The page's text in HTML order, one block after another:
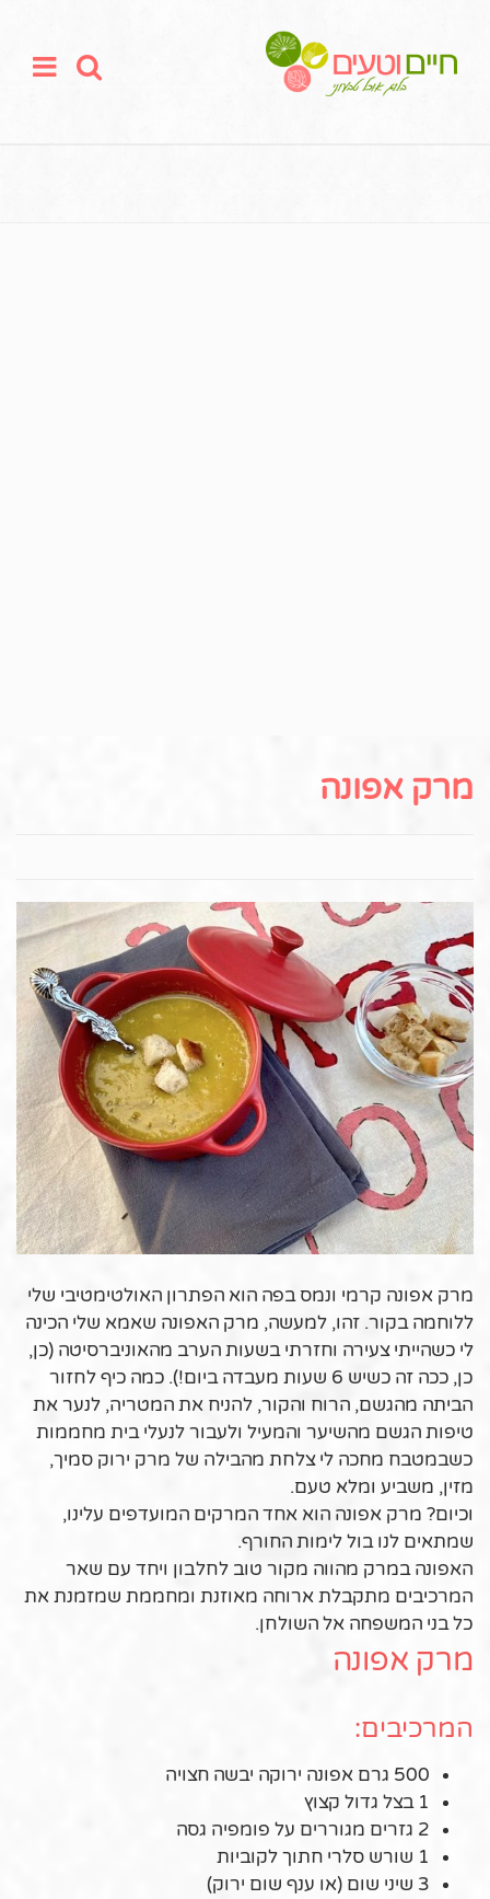
מרק אפונה
מרק אפונה קרמי ונמס בפה הוא הפתרון האולטימטיבי שלי
ללוחמה בקור. זהו, למעשה, מרק האפונה שאמא שלי הכינה
לי כשהייתי צעירה וחזרתי בשעות הערב מהאוניברסיטה (כן,
כן, ככה זה כשיש 6 שעות מעבדה ביום!). כמה כיף לחזור
הביתה מהגשם, הרוח והקור, להניח את המטריה, לנער את
טיפות הגשם מהשיער והמעיל ולעבור לנעלי בית מחממות
כשבמטבח מחכה לי צלחת מהבילה של מרק ירוק סמיך,
מזין, משביע ומלא טעם.
וכיום? מרק אפונה הוא אחד המרקים המועדפים עלינו,
שמתאים לנו בול לימות החורף.
האפונה במרק מהווה מקור טוב לחלבון ויחד עם שאר
המרכיבים מתקבלת ארוחה מאוזנת ומחממת שמזמנת את
כל בני המשפחה אל השולחן.
מרק אפונה
המרכיבים:
500 גרם אפונה ירוקה יבשה חצויה
1 בצל גדול קצוץ
2 גזרים מגוררים על פומפיה גסה
1 שורש סלרי חתוך לקוביות
3 שיני שום (או ענף שום ירוק)